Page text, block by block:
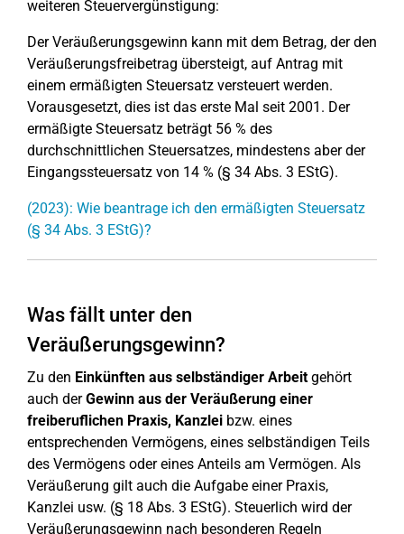
weiteren Steuervergünstigung:
Der Veräußerungsgewinn kann mit dem Betrag, der den
Veräußerungsfreibetrag übersteigt, auf Antrag mit
einem ermäßigten Steuersatz versteuert werden.
Vorausgesetzt, dies ist das erste Mal seit 2001. Der
ermäßigte Steuersatz beträgt 56 % des
durchschnittlichen Steuersatzes, mindestens aber der
Eingangssteuersatz von 14 % (§ 34 Abs. 3 EStG).
(2023): Wie beantrage ich den ermäßigten Steuersatz
(§ 34 Abs. 3 EStG)?
Was fällt unter den
Veräußerungsgewinn?
Zu den Einkünften aus selbständiger Arbeitgehört
auch derGewinn aus der Veräußerung einer
freiberuflichen Praxis, Kanzlei bzw. eines
entsprechenden Vermögens, eines selbständigen Teils
des Vermögens oder eines Anteils am Vermögen. Als
Veräußerung gilt auch die Aufgabe einer Praxis,
Kanzlei usw. (§ 18 Abs. 3 EStG). Steuerlich wird der
Veräußerungsgewinn nach besonderen Regeln